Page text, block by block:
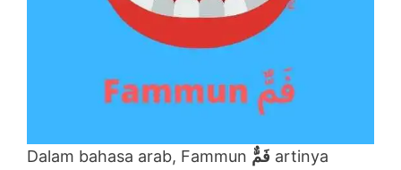
Dalam bahasa arab, Fammun فَمٌّ artinya